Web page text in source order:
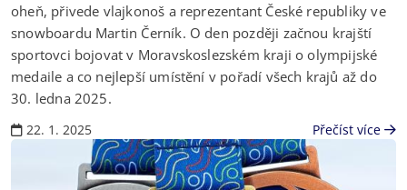
oheň, přivede vlajkonoš a reprezentant České republiky ve
snowboardu Martin Černík. O den později začnou krajští
sportovci bojovat v Moravskoslezském kraji o olympijské
medaile a co nejlepší umístění v pořadí všech krajů až do
30. ledna 2025.
22. 1. 2025 Přečíst více